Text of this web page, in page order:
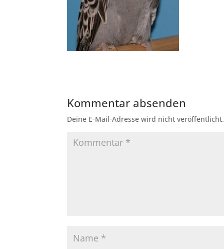
Kommentar absenden
Deine E-Mail-Adresse wird nicht veröffentlicht.